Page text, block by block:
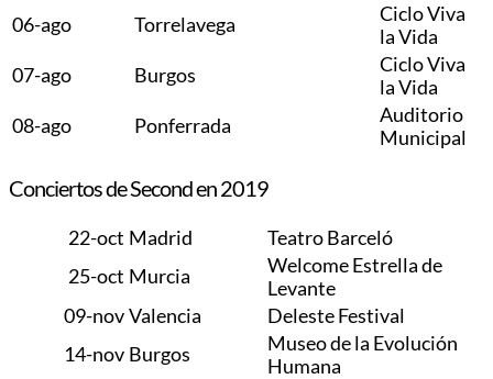
06-ago
Torrelavega
Ciclo Viva
la Vida
07-ago
Burgos
Ciclo Viva
la Vida
08-ago
Ponferrada
Auditorio
Municipal
Conciertos de Second en 2019
22-oct Madrid
Teatro Barceló
25-oct Murcia
Welcome Estrella de
Levante
09-novValencia
Deleste Festival
14-nov Burgos
Museo de la Evolución
Humana